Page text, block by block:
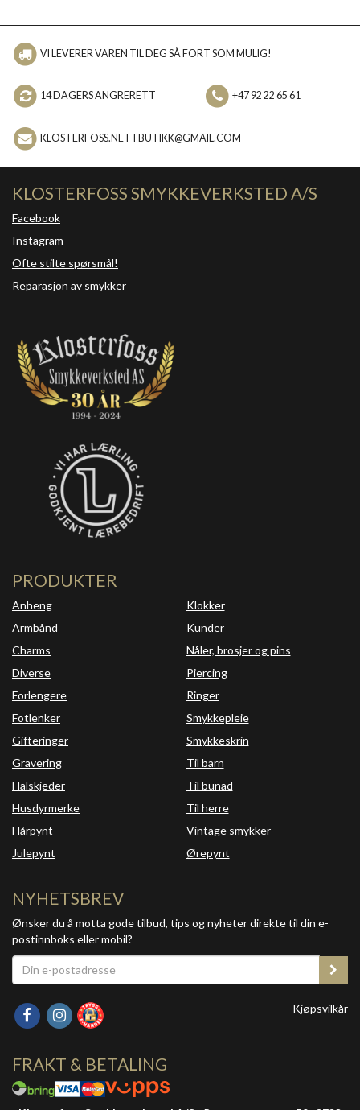
VI LEVERER VAREN TIL DEG SÅ FORT SOM MULIG!
14 DAGERS ANGRERETT +47 92 22 65 61
KLOSTERFOSS.NETTBUTIKK@GMAIL.COM
KLOSTERFOSS SMYKKEVERKSTED A/S
Facebook
Instagram
Ofte stilte spørsmål!
Reparasjon av smykker
PRODUKTER
Anheng
Armbånd
Charms
Diverse
Forlengere
Fotlenker
Gifteringer
Gravering
Halskjeder
Husdyrmerke
Hårpynt
Julepynt
Klokker
Kunder
Nåler, brosjer og pins
Piercing
Ringer
Smykkepleie
Smykkeskrin
Til barn
Til bunad
Til herre
Vintage smykker
Ørepynt
NYHETSBREV
Ønsker du å motta gode tilbud, tips og nyheter direkte til din e-
postinnboks eller mobil?
Kjøpsvilkår
FRAKT & BETALING